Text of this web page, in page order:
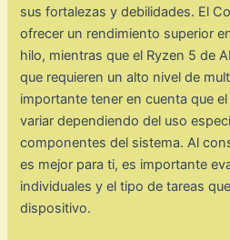
sus fortalezas y debilidades. El
ofrecer un rendimiento superior
hilo, mientras que el Ryzen 5 de
que requieren un alto nivel de
importante tener en cuenta que
variar dependiendo del uso
componentes del sistema. Al
es mejor para ti, es importante
individuales y el tipo de tareas
dispositivo.